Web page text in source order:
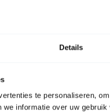
Details
te personaliseren,
informatie over uw